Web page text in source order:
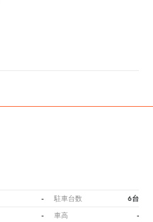
- 駐車台数 6台
- 車高 -